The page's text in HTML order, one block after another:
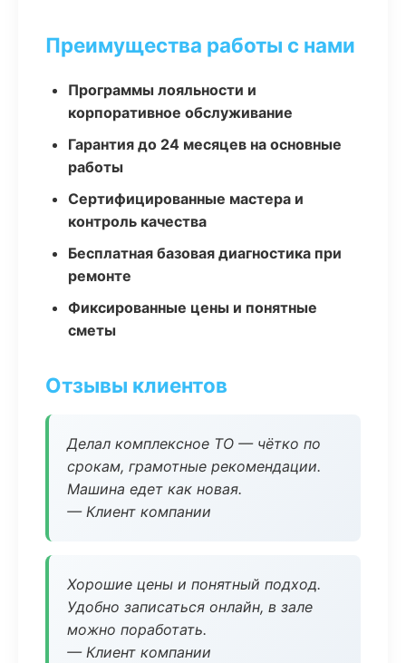
Преимущества работы с нами
Программы лояльности и
корпоративное обслуживание
Гарантия до 24 месяцев на основные
работы
Сертифицированные мастера и
контроль качества
Бесплатная базовая диагностика при
ремонте
Фиксированные цены и понятные
сметы
Отзывы клиентов
Делал комплексное ТО — чётко по
срокам, грамотные рекомендации.
Машина едет как новая.
— Клиент компании
Хорошие цены и понятный подход.
Удобно записаться онлайн, в зале
можно поработать.
— Клиент компании